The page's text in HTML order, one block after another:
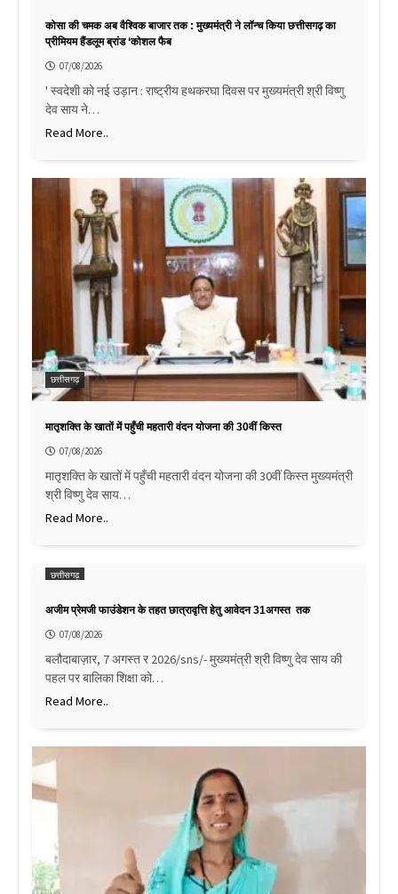
कोसा की चमक अब वैश्विक बाजार तक : मुख्यमंत्री ने लॉन्च किया छत्तीसगढ़ का
प्रीमियम हैंडलूम ब्रांड ‘कोशल फैब
07/08/2026
' स्वदेशी को नई उड़ान : राष्ट्रीय हथकरघा दिवस पर मुख्यमंत्री श्री विष्णु
देव साय ने…
Read More..
छत्तीसगढ़
मातृशक्ति के खातों में पहुँची महतारी वंदन योजना की 30वीं किस्त
07/08/2026
मातृशक्ति के खातों में पहुँची महतारी वंदन योजना की 30वीं किस्त मुख्यमंत्री
श्री विष्णु देव साय…
Read More..
छत्तीसगढ़
अजीम प्रेमजी फाउंडेशन के तहत छात्रावृत्ति हेतु आवेदन 31अगस्त तक
07/08/2026
बलौदाबाज़ार, 7 अगस्त र 2026/sns/- मुख्यमंत्री श्री विष्णु देव साय की
पहल पर बालिका शिक्षा को…
Read More..